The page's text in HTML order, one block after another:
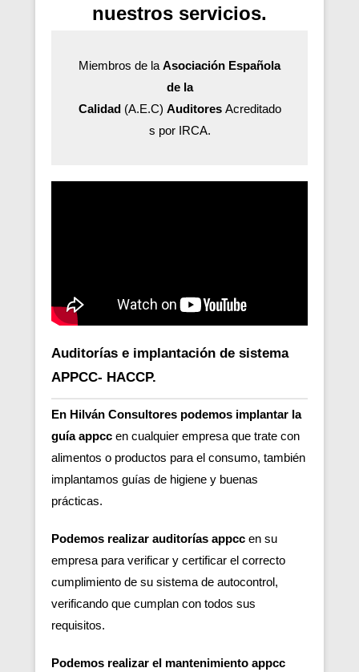
nuestros servicios.
Miembros de la Asociación Española
de la
Calidad(A.E.C) AuditoresAcreditado
s por IRCA.
Auditorías e implantación de sistema
APPCC- HACCP.
En Hilván Consultores podemos implantar la
guía appcc en cualquier empresa que trate con
alimentos o productos para el consumo, también
implantamos guías de higiene y buenas
prácticas.
Podemos realizar auditorías appcc en su
empresa para verificar y certificar el correcto
cumplimiento de su sistema de autocontrol,
verificando que cumplan con todos sus
requisitos.
Podemos realizar el mantenimiento appcc